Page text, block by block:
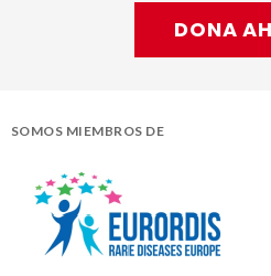
DONA
SOMOS MIEMBROS DE